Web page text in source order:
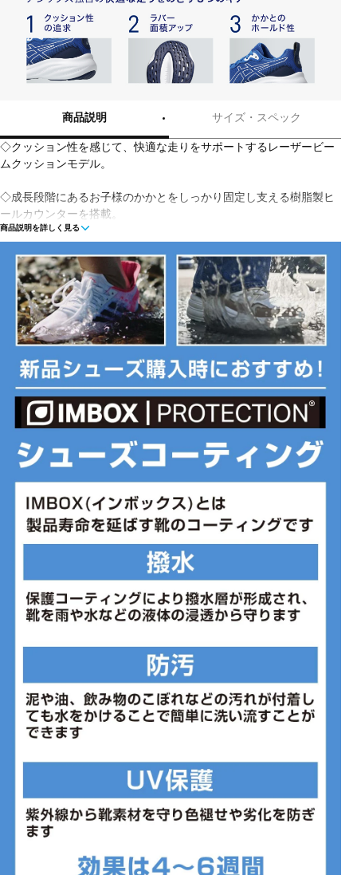
商品説明 サイズ・スペック
◇クッション性を感じて、快適な走りをサポートするレーザービー
ムクッションモデル。
◇成長段階にあるお子様のかかとをしっかり固定し支える樹脂製ヒ
ールカウンターを搭載。
アシックススポーツ工学研究所の蓄積データを基に作製したキッズ
中敷のつま先部分の裏側に消臭繊維MOFFを採用。
中敷は取り外し可能で、汚れてもご家庭で手軽に洗えて清潔に保て
ます。
アッパーかかと部に施した反射プリントが暗い夜道で光を反射し夜
間の歩行にも配慮。
パーツ数を少なくしたシンプルなデザイン。
アッパーには通気性のいいラッセルメッシュを採用。
従来モデルからミッドソールとアウターソールの硬度を低くし、ク
ッション感をアップ。
快適な走りをサポートします。
従来モデルのポイントラバーからラバー面積を増やし、耐久性に配
慮。
■カラー(メーカー表記)：
ブルー×ホワイト(400：BLUE/WHITE)
■甲材(アッパー)：人工皮革/合成繊維
■ワイズ：2E
■撥水機能：無
■生産国：ベトナム
■2025 Fall＆Winter モデル
※ワイズを確認の上お買い求め下さい。また、足のサイズは甲高、
幅等個人差がありますので、あくまで目安としてご判断ください。
商品説明を詳しく見る